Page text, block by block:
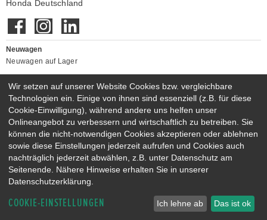
Honda Deutschland
Neuwagen
Neuwagen auf Lager
Honda Gebrauchtwagen
Honda Vorführwagen
Gesamtbestand
NEUWAGENMODELLE
HONDA JAZZ E:HEV
HONDA CIVIC E:HEV
HONDA PRELUDE E:HEV
HONDA HR-V E:HEV
HONDA ZR-V E:HEV
Wir setzen auf unserer Website Cookies bzw. vergleichbare
Technologien ein. Einige von ihnen sind essenziell (z.B. für diese
Cookie-Einwilligung), während andere uns helfen unser
Onlineangebot zu verbessern und wirtschaftlich zu betreiben. Sie
können die nicht-notwendigen Cookies akzeptieren oder ablehnen
sowie diese Einstellungen jederzeit aufrufen und Cookies auch
nachträglich jederzeit abwählen, z.B. unter Datenschutz am
Seitenende. Nähere Hinweise erhalten Sie in unserer
Datenschutzerklärung.
COOKIE-EINSTELLUNGEN Ich lehne ab Das ist ok